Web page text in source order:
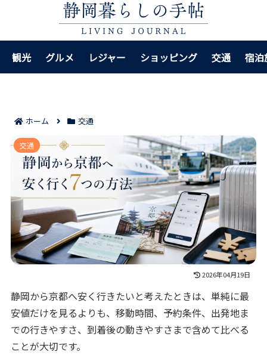
観光 グルメ レジャー ショッピング 交通 宿泊
ホーム 交通
静岡から京都へ安く行く7つの方法｜料金差と向いてい
る人まで整理！
交通
2026年04月19日
静岡から京都へ安く行きたいと考えたときは、単純に最
安値だけを見るよりも、移動時間、予約条件、出発地ま
での行きやすさ、到着後の動きやすさまで含めて比べる
ことが大切です。